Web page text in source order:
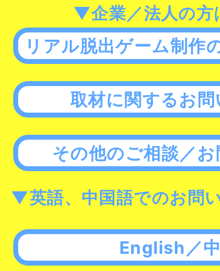
▼企業／法人の方
リアル脱出ゲーム制作
取材に関するお
その他のご相談／
▼英語、中国語でのお問
English／